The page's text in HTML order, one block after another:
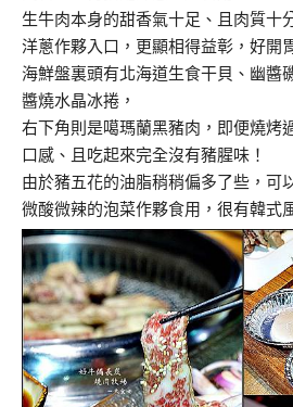
生牛肉本身的甜香氣十足、且肉質十
洋蔥作夥入口，更顯相得益彰，好開
海鮮盤裏頭有北海道生食干貝、幽醬
醬燒水晶冰捲，
右下角則是噶瑪蘭黑豬肉，即便燒烤
口感、且吃起來完全沒有豬腥味！
由於豬五花的油脂稍稍偏多了些，可
微酸微辣的泡菜作夥食用，很有韓式